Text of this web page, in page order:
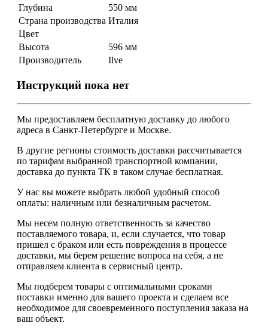
Глубина
550 мм
Страна производства Италия
Цвет
Высота
596 мм
Производитель
Ilve
Инструкций пока нет
Мы предоставляем бесплатную доставку до любого
адреса в Санкт-Петербурге и Москве.
В другие регионы стоимость доставки рассчитывается
по тарифам выбранной транспортной компании,
доставка до пункта ТК в таком случае бесплатная.
У нас вы можете выбрать любой удобный способ
оплаты: наличным или безналичным расчетом.
Мы несем полную ответственность за качество
поставляемого товара, и, если случается, что товар
пришел с браком или есть повреждения в процессе
доставки, мы берем решение вопроса на себя, а не
отправляем клиента в сервисный центр.
Мы подберем товары с оптимальными сроками
поставки именно для вашего проекта и сделаем все
необходимое для своевременного поступления заказа на
ваш объект.